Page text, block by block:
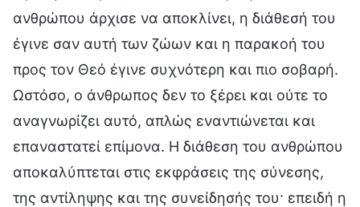
ανθρώπου άρχισε να αποκλίνει, η διάθεσή του
έγινε σαν αυτή των ζώων και η παρακοή του
προς τον Θεό έγινε συχνότερη και πιο σοβαρή.
Ωστόσο, ο άνθρωπος δεν το ξέρει και ούτε το
αναγνωρίζει αυτό, απλώς εναντιώνεται και
επαναστατεί επίμονα. Η διάθεση του ανθρώπου
αποκαλύπτεται στις εκφράσεις της σύνεσης,
της αντίληψης και της συνείδησής του· επειδή η